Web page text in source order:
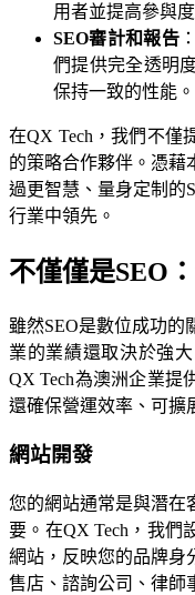
用者並提高參與度
SEO審計和報告
們提供完全透明
保持一致的性能。
在QX Tech，我們不
的策略合作夥伴。憑藉
過更智慧、量身定制的
行業中領先。
不僅僅是SEO
雖然SEO是數位成功
業的業績還取決於強
QX Tech為澳洲企業提
還確保營運效率、可擴
網站開發
您的網站通常是與潛
要。在QX Tech，我們
網站，反映您的品牌身
售店、諮詢公司、律師